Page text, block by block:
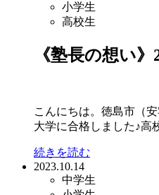
小学生
高校生
《塾長の想い
こんにちは。徳島市（
大学に合格しました♪高
続きを読む
2023.10.14
中学生